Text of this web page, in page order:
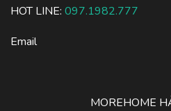
HOT LINE: 097.1982.777
Email
MOREHOME